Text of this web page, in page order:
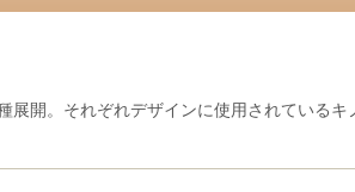
開。それぞれデザインに使用されているキ